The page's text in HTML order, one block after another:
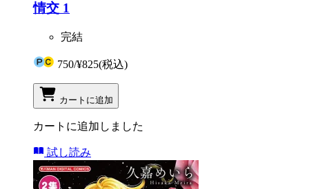
情交 1
完結
750/¥825(税込)
カートに追加
カートに追加しました
試し読み